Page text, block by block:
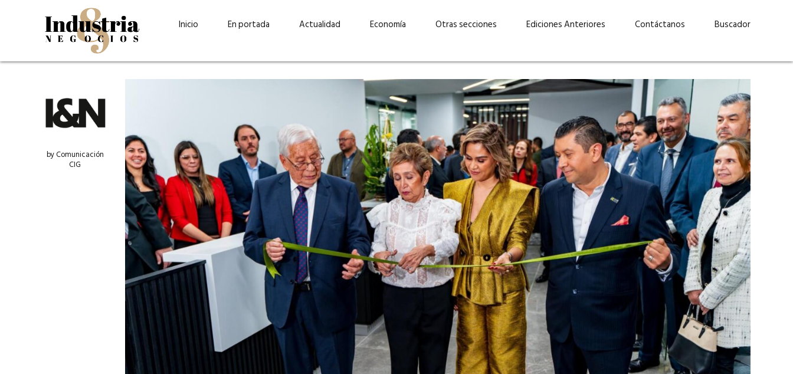
Inicio En portada
Guatehuevo: medio siglo
produciendo la proteína
más accesible para los
julio 2026
“La sostenibilidad está en
el centro de Cervecería
Ambev Guatemala» –
Ricardo Urteaga
EN PORTADA mayo 2026
“Invertir con propósito:
cómo CBC impulsa su
crecimiento industrial a
través de la innovación y la
sostenibilidad”
EN PORTADA abril 2026
Elizabeth Suárez: “Las
mujeres podemos liderar y
abrirnos paso por nuestros
propios méritos”
EN PORTADA marzo 2026
Lucas Martínez Paz: “En
tecnología, hay que invertir
con inteligencia, no por
moda”
EN PORTADA febrero 2026
Actualidad Economía Otras secciones Ediciones Anteriores Contáctanos Buscador
by Comunicación
CIG